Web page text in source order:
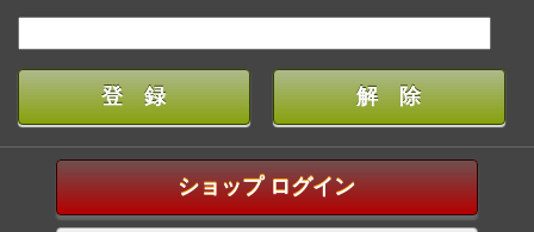
ショップ ログイン